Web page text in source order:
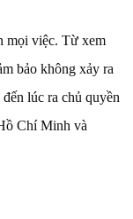
mọi việc. Từ xem
bảo không xảy ra
lúc ra chủ quyền
Chí Minh và